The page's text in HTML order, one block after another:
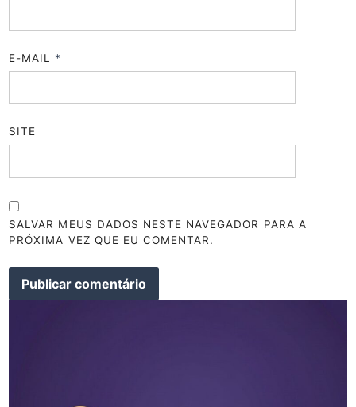
E-MAIL *
SITE
SALVAR MEUS DADOS NESTE NAVEGADOR PARA A
PRÓXIMA VEZ QUE EU COMENTAR.